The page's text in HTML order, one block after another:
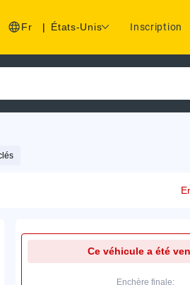
Fr | États-Unis Inscription
Ce véhicule a été
Enchère finale: